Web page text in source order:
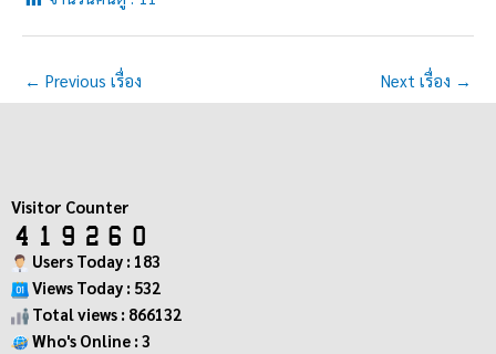
← Previous เรื่อง Next เรื่อง →
Visitor Counter
Users Today : 183
Views Today : 532
Total views : 866132
Who's Online : 3